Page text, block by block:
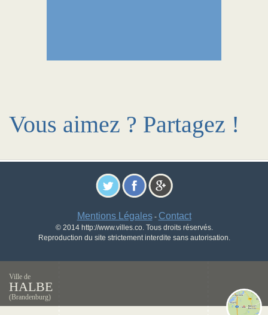
Vous aimez ? Partagez !
Mentions Légales- Contact
© 2014 http://www.villes.co. Tous droits réservés.
Reproduction du site strictement interdite sans autorisation.
Ville de
HALBE
(Brandenburg)